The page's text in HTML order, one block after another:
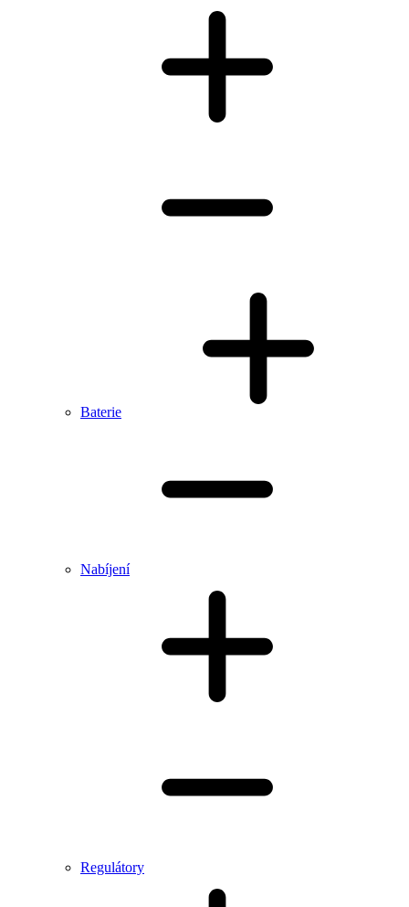
Baterie
Nabíjení
Regulátory